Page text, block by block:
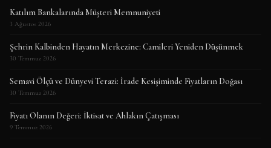
Katılım Bankalarında Müşteri Memnuniyeti
3 Ağustos 2026
Şehrin Kalbinden Hayatın Merkezine: Camileri Yeniden Düşünmek
30 Temmuz 2026
Semavi Ölçü ve Dünyevi Terazi: İrade Kesişiminde Fiyatların Doğası
30 Temmuz 2026
Fiyatı Olanın Değeri: İktisat ve Ahlakın Çatışması
9 Temmuz 2026